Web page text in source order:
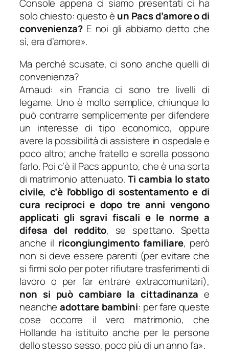
Console appena ci siamo presentati ci ha
solo chiesto: questo è un Pacs d’amore o di
convenienza?E noi gli abbiamo detto che
sì, era d’amore».
Ma perché scusate, ci sono anche quelli di
convenienza?
Arnaud: «in Francia ci sono tre livelli di
legame. Uno è molto semplice, chiunque lo
può contrarre semplicemente per difendere
un interesse di tipo economico, oppure
avere la possibilità di assistere in ospedale e
poco altro; anche fratello e sorella possono
farlo. Poi c’è il Pacs appunto, che è una sorta
di matrimonio attenuato. Ti cambia lo stato
civile, c’è l’obbligo di sostentamento e di
cura reciproci e dopo tre anni vengono
applicati gli sgravi fiscali e le norme a
difesa del reddito, se spettano. Spetta
anche il ricongiungimento familiare, però
non si deve essere parenti (per evitare che
si firmi solo per poter rifiutare trasferimenti di
lavoro o per far entrare extracomunitari),
non si può cambiare la cittadinanza e
neancheadottare bambini: per fare queste
cose occorre il vero matrimonio, che
Hollande ha istituito anche per le persone
dello stesso sesso, poco più di un anno fa».